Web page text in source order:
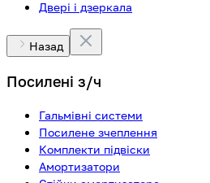
Двері і дзеркала
Назад
Посилені з/ч
Гальмівні системи
Посилене зчеплення
Комплекти підвіски
Амортизатори